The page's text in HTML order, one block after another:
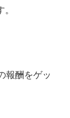
報酬をゲッ